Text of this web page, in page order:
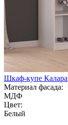
Шкаф-купе Калара
Материал фасада:
МДФ
Цвет:
Белый